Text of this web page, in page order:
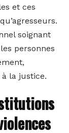
et ces
soignant
personnes
la justice.